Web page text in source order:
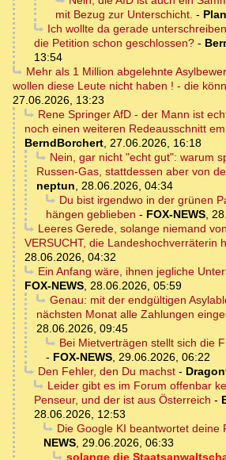
mit Bezug zur Unterschicht. -
Ich wollte da gerade
die Petition schon geschlossen? -
13:54
Mehr als 1 Million abgelehnte
wollen diese Leute nicht haben ! - die
27.06.2026, 13:23
Rene Springer AfD - der Mann ist
noch einen weiteren Redeausschnitt
BerndBorchert, 27.06.2026, 16:18
Nein, gar nicht "echt gut": warum
Russen-Gas, stattdessen aber von
neptun, 28.06.2026, 04:34
Du bist irgendwo in der grünen
hängen geblieben - FOX-NEWS,
Leeres Gerede, solange niemand
VERSUCHT, die Landeshochverräterin
28.06.2026, 04:32
Ein Anfang wäre, ihnen jegliche
FOX-NEWS, 28.06.2026, 05:59
Genau: mit der endgültigen
nächsten Monat alle Zahlungen
28.06.2026, 09:45
Bei Mietverträgen stellt sich die
- FOX-NEWS, 29.06.2026, 06:22
Den Fehler, den Du machst-
Leider gibt es im Forum offenbar
Penseur, und der ist aus Österreich -
28.06.2026, 12:53
Die Google KI beantwortet deine
NEWS, 29.06.2026, 06:33
solange die